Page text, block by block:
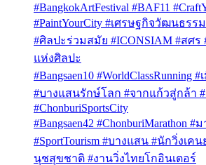
#BangkokArtFestival #BAF11
#PaintYourCity #เศรษฐกิจวัฒนธรรม
#ศิลปะร่วมสมัย #ICONSIAM #สศร
แห่งศิลปะ
#Bangsaen10 #WorldClassRunning
#บางแสนรักษ์โลก #จากแก้วสู่กล้า
#ChonburiSportsCity
#Bangsaen42 #ChonburiMarathon
#SportTourism #บางแสน #นักวิ่งเค
นุชสุขชาติ #งานวิ่งไทยโกอินเตอร์